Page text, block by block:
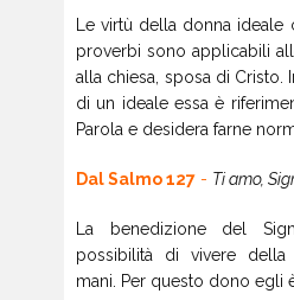
Le virtù della donna
proverbi sono applicabili
alla chiesa, sposa di Cristo.
di un ideale essa è
Parola e desidera farne
Dal Salmo 127 - Ti amo,
La benedizione del
possibilità di vivere
mani. Per questo dono egli